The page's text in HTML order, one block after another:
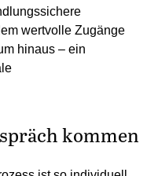
wertvolle Zugänge
hinaus – ein
kommen